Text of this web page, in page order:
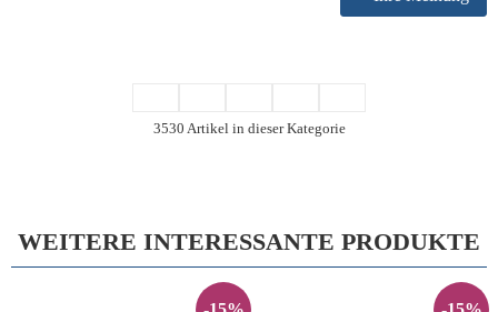
3530 Artikel in dieser Kategorie
WEITERE INTERESSANTE PRODUKTE